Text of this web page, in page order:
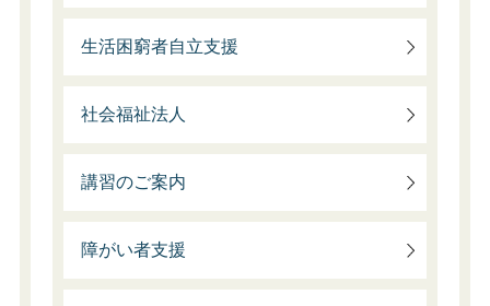
生活困窮者自立支援
社会福祉法人
講習のご案内
障がい者支援